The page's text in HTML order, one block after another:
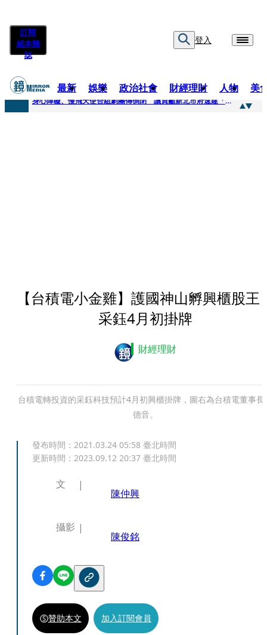
訂閱
紙本雜
誌
登入
最新 娛樂 政治社會 財經理財 人物 美
快訊
身心障礙、慢飛天使合組劇團傳倒閉 議員籲新北市府速建「文化藝術急難協助專案」
【台積電小金雞】護國神山孵興櫃股
采鈺4月初掛牌
財經理財
台積電轉投資的采鈺科技預計4月初興櫃掛牌，圖右為台積電董事長
德音。
發布時間： 2021.03.24 05:58 臺北時間
更新時間： 2023.09.12 20:37 臺北時間
文
陳仲興
攝影
陳俊銘
贊助本文 加入訂閱會員